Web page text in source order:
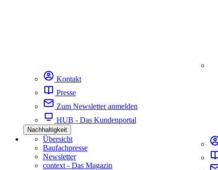
Kontakt
Presse
Zum Newsletter anmelden
HUB - Das Kundenportal
Nachhaltigkeit
Übersicht
Baufachpresse
Newsletter
context - Das Magazin